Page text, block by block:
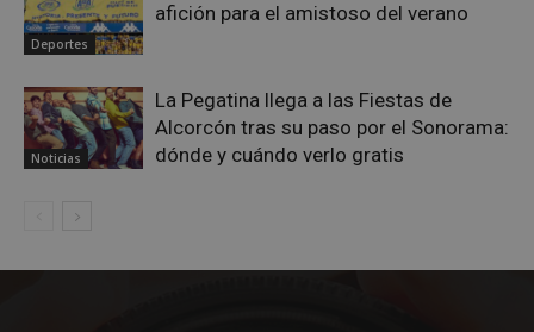
Deportes
afición para el amistoso del verano
Noticias
La Pegatina llega a las Fiestas de
Alcorcón tras su paso por el Sonorama:
dónde y cuándo verlo gratis
VISITOR_PRIVACY_METADATA
YouTube
5 meses 4